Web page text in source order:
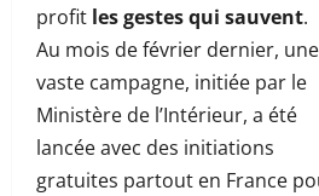
profit les gestes qui sauvent.
Au mois de février dernier, une
vaste campagne, initiée par le
Ministère de l’Intérieur, a été
lancée avec des initiations
gratuites partout en France